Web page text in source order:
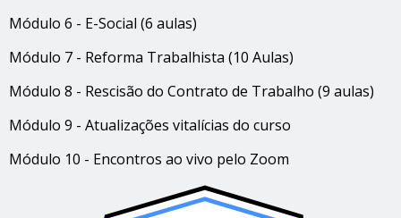
Módulo 6 - E-Social (6 aulas)
Módulo 7 - Reforma Trabalhista (10 Aulas)
Módulo 8 - Rescisão do Contrato de Trabalho (9 aulas)
Módulo 9 - Atualizações vitalícias do curso
Módulo 10 - Encontros ao vivo pelo Zoom